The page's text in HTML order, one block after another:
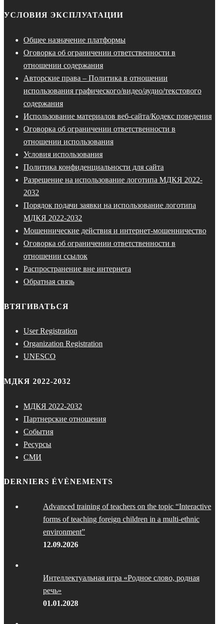
УСЛОВИЯ ЭКСПЛУАТАЦИИ
Общее назначение платформы
Оговорка об ограничении ответственности в
отношении содержания
Авторские права – Политика в отношении
использования графического/видео/аудио/текстового
содержания
Использование материалов веб-сайта/Кодекс поведения
Оговорка об ограничении ответственности в
отношении использования
Условия использования
Политика конфиденциальности для сайта
Разрешение на использование логотипа МДКЯ 2022-
2032
Порядок подачи заявки на использование логотипа
МДКЯ 2022-2032
Мошеннические действия и интернет-мошенничество
Оговорка об ограничении ответственности в
отношении ссылок
Распространение вне интернета
Обратная связь
ВТЯГИВАТЬСЯ
User Registration
Organization Registration
UNESCO
МДКЯ 2022-2032
МДКЯ 2022-2032
Партнерские отношения
События
Ресурсы
СМИ
DERNIERS ÉVÈNEMENTS
Advanced training of teachers on the topic “Interactive
forms of teaching foreign children in a multi-ethnic
environment”
12.09.2026
Интеллектуальная игра «Родное слово, родная
речь»
01.01.2028